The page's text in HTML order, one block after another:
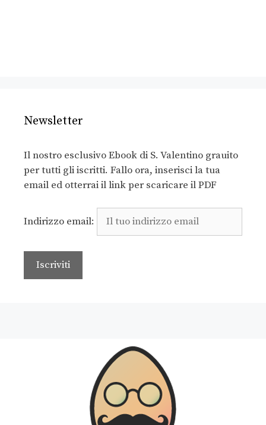
Newsletter
Il nostro esclusivo Ebook di S. Valentino grauito
per tutti gli iscritti. Fallo ora, inserisci la tua
email ed otterrai il link per scaricare il PDF
Indirizzo email: